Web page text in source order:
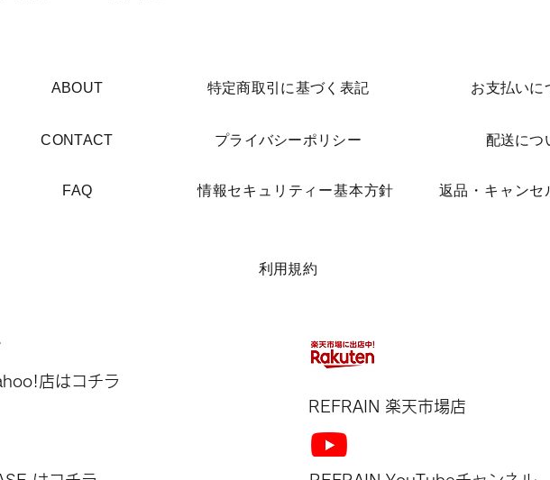
​ABOUT
​CONTACT
​FAQ
​特定商取引に基づく表記
​プライバシーポリシー
​情報セキュリティー基本方針
お支払いに
配送につ
返品・キャンセ
​利用規約
店はコチラ
REFRAIN​ 楽天市場店